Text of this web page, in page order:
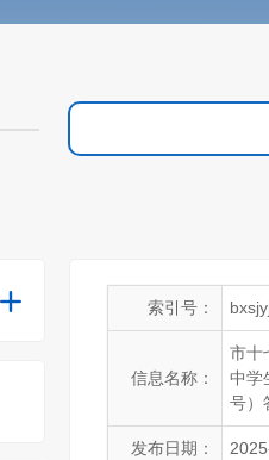
索引号：
信息名称：
市十
中学
号）
发布日期：